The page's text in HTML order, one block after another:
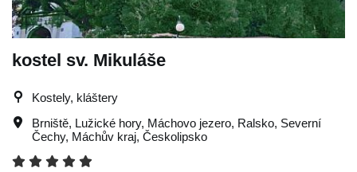
kostel sv. Mikuláše
Kostely, kláštery
Brniště, Lužické hory, Máchovo jezero, Ralsko, Severní
Čechy, Máchův kraj, Českolipsko